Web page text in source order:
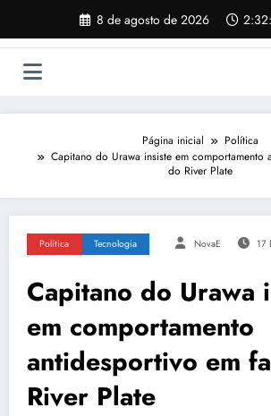
o
8 de agosto de 2026
Página inicial
Política
Capitano do Urawa insiste em comportamento
do River Plate
Política Tecnologia NovaE 17
Capitano do Urawa
em comportamento
antidesportivo em
River Plate